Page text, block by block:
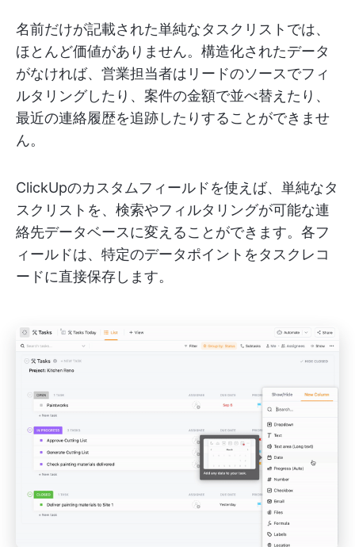
名前だけが記載された単純なタスクリストでは、
ほとんど価値がありません。構造化されたデータ
がなければ、営業担当者はリードのソースでフィ
ルタリングしたり、案件の金額で並べ替えたり、
最近の連絡履歴を追跡したりすることができませ
ん。
ClickUpのカスタムフィールドを使えば、単純なタ
スクリストを、検索やフィルタリングが可能な連
絡先データベースに変えることができます。各フ
ィールドは、特定のデータポイントをタスクレコ
ードに直接保存します。